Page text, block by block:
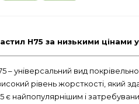
Н75 за низькими цінами
– універсальний вид
рівень жорсткості, який
є найпопулярнішим і